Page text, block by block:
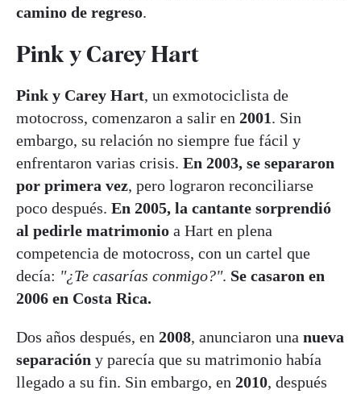
camino de regreso.
Pink y Carey Hart
Pink y Carey Hart, un exmotociclista de
motocross, comenzaron a salir en 2001. Sin
embargo, su relación no siempre fue fácil y
enfrentaron varias crisis. En 2003, se separaron
por primera vez, pero lograron reconciliarse
poco después. En 2005, la cantante sorprendió
al pedirle matrimonio a Hart en plena
competencia de motocross, con un cartel que
decía: "¿Te casarías conmigo?". Se casaron en
2006 en Costa Rica.
Dos años después, en 2008, anunciaron una nueva
separación y parecía que su matrimonio había
llegado a su fin. Sin embargo, en 2010, después